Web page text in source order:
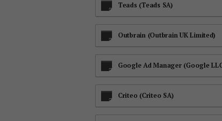
Teads (Teads SA)
Outbrain (Outbrain UK Limited)
Google Ad Manager (Google
Criteo (Criteo SA)